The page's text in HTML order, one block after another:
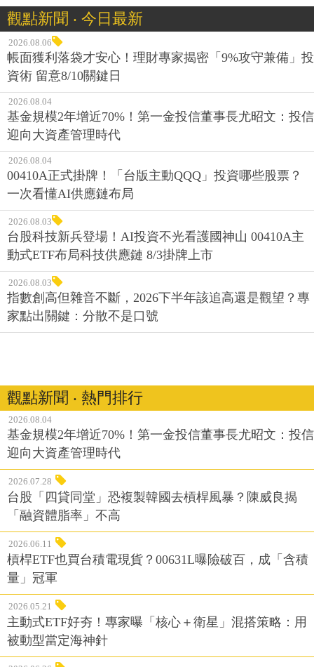
觀點新聞 ‧ 今日最新
2026.08.06
帳面獲利落袋才安心！理財專家揭密「9%攻守兼備」投
資術 留意8/10關鍵日
2026.08.04
基金規模2年增近70%！第一金投信董事長尤昭文：投信
迎向大資產管理時代
2026.08.04
00410A正式掛牌！「台版主動QQQ」投資哪些股票？
一次看懂AI供應鏈布局
2026.08.03
台股科技新兵登場！AI投資不光看護國神山 00410A主
動式ETF布局科技供應鏈 8/3掛牌上市
2026.08.03
指數創高但雜音不斷，2026下半年該追高還是觀望？專
家點出關鍵：分散不是口號
觀點新聞 ‧ 熱門排行
2026.08.04
基金規模2年增近70%！第一金投信董事長尤昭文：投信
迎向大資產管理時代
2026.07.28
台股「四貸同堂」恐複製韓國去槓桿風暴？陳威良揭
「融資體脂率」不高
2026.06.11
槓桿ETF也買台積電現貨？00631L曝險破百，成「含積
量」冠軍
2026.05.21
主動式ETF好夯！專家曝「核心＋衛星」混搭策略：用
被動型當定海神針